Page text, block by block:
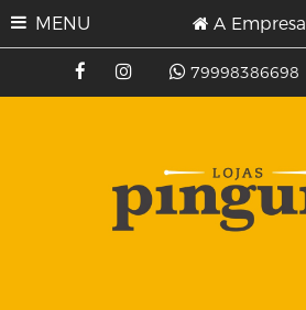
MENU
79998386698
A Empresa